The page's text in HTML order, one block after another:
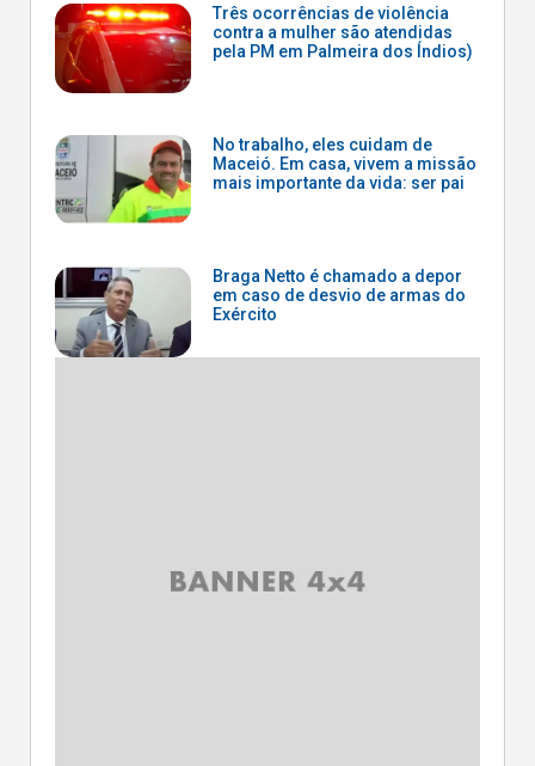
Três ocorrências de violência
contra a mulher são atendidas
pela PM em Palmeira dos Índios)
No trabalho, eles cuidam de
Maceió. Em casa, vivem a missão
mais importante da vida: ser pai
Braga Netto é chamado a depor
em caso de desvio de armas do
Exército